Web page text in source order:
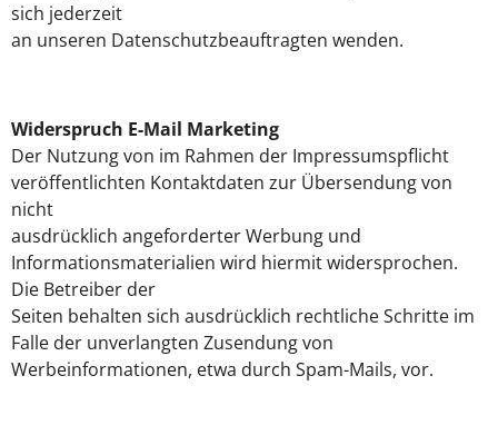
sich jederzeit
an unseren Datenschutzbeauftragten wenden.
Widerspruch E-Mail Marketing
Der Nutzung von im Rahmen der Impressumspflicht
veröffentlichten Kontaktdaten zur Übersendung von
nicht
ausdrücklich angeforderter Werbung und
Informationsmaterialien wird hiermit widersprochen.
Die Betreiber der
Seiten behalten sich ausdrücklich rechtliche Schritte im
Falle der unverlangten Zusendung von
Werbeinformationen, etwa durch Spam-Mails, vor.